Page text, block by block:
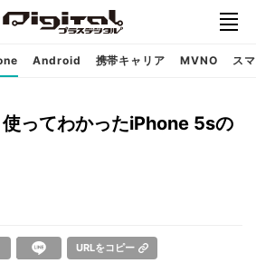
Android 携帯キャリア MVNO ス
ってわかったiPhone 5sの
URLをコピー